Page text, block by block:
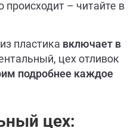
происходит – читайте в
пластика включает в
цех отливок
подробнее каждое
цех: